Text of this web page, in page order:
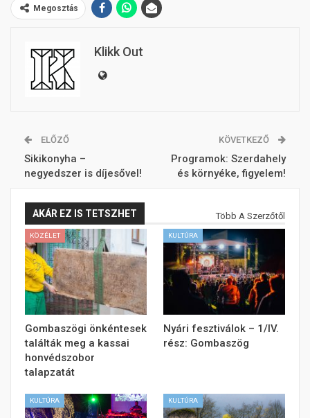
Megosztás
Klikk Out
ELŐZŐ
Sikikonyha –
negyedszer is díjesővel!
KÖVETKEZŐ
Programok: Szerdahely
és környéke, figyelem!
AKÁR EZ IS TETSZHET Több A Szerzőtől
KÖZÉLET
Gombaszögi önkéntesek
találták meg a kassai
honvédszobor
talapzatát
KULTÚRA
Nyári fesztiválok – 1/IV.
rész: Gombaszög
KULTÚRA KULTÚRA